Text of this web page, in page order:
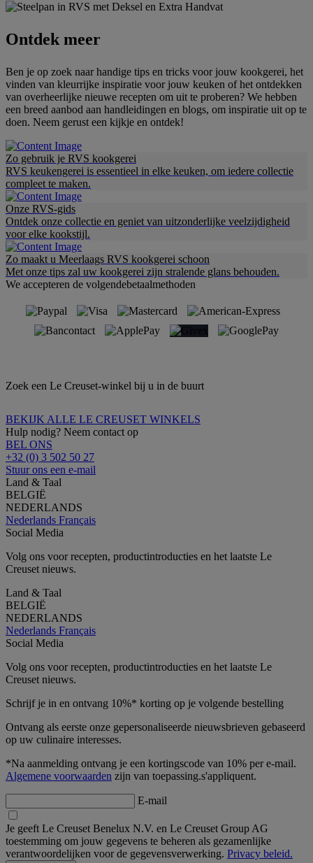
Ontdek meer
Ben je op zoek naar handige tips en tricks voor jouw kookgerei, het
vinden van kleurrijke inspiratie voor jouw keuken of het ontdekken
van overheerlijke nieuwe recepten om uit te proberen? We hebben
een breed aanbod aan handleidingen en blogs, om inspiratie uit op te
doen. Neem gerust een kijkje en ontdek!
Zo gebruik je RVS kookgerei
RVS keukengerei is essentieel in elke keuken, om iedere collectie
compleet te maken.
Onze RVS-gids
Ontdek onze collectie en geniet van uitzonderlijke veelzijdigheid
voor elke kookstijl.
Zo maakt u Meerlaags RVS kookgerei schoon
Met onze tips zal uw kookgerei zijn stralende glans behouden.
We accepteren de volgendebetaalmethoden
Zoek een Le Creuset-winkel bij u in de buurt
BEKIJK ALLE LE CREUSET WINKELS
Hulp nodig? Neem contact op
BEL ONS
+32 (0) 3 502 50 27
Stuur ons een e-mail
Land & Taal
BELGIË
NEDERLANDS
Nederlands Français
Social Media
Volg ons voor recepten, productintroducties en het laatste Le
Creuset nieuws.
Land & Taal
BELGIË
NEDERLANDS
Nederlands Français
Social Media
Volg ons voor recepten, productintroducties en het laatste Le
Creuset nieuws.
Schrijf je in en ontvang 10%* korting op je volgende bestelling
Ontvang als eerste onze gepersonaliseerde nieuwsbrieven gebaseerd
op uw culinaire interesses.
*Na aanmelding ontvang je een kortingscode van 10% per e-mail.
Algemene voorwaarden zijn van toepassing.s'appliquent.
E-mail
Je geeft Le Creuset Benelux N.V. en Le Creuset Group AG
toestemming om jouw gegevens te beheren als gezamenlijke
verantwoordelijken voor de gegevensverwerking. Privacy beleid.